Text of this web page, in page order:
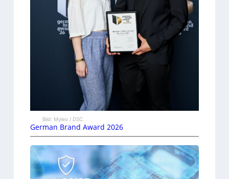
Bild: Myleo / DSC
German Brand Award 2026